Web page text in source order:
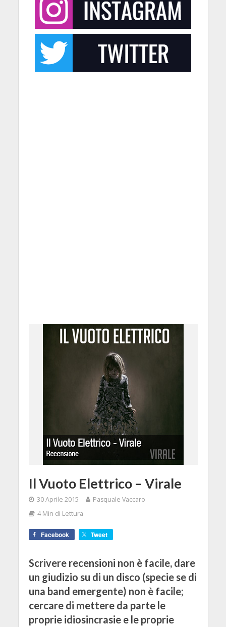
Il Vuoto Elettrico – Virale
30 Aprile 2015
Pasquale Vaccaro
4 Min di Lettura
Facebook Tweet
Scrivere recensioni non è facile, dare
un giudizio su di un disco (specie se di
una band emergente) non è facile;
cercare di mettere da parte le
proprie idiosincrasie e le proprie